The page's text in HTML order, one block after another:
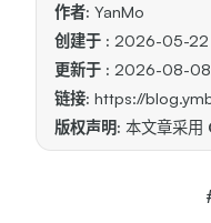
作者: YanMo
创建于 : 2026-05-22
更新于 : 2026-08-08
链接: https://
版权声明:本文章采用